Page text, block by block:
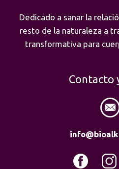
Dedicado a sanar la
resto de la naturaleza a
transformativa para
Contacto